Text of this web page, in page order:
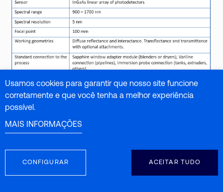
Usamos cookies para garantir que nosso site funcione
corretamente e que você tenha a melhor experiência
possível.
MAIS INFORMAÇÕES
CONFIGURAR ACEITAR TUDO